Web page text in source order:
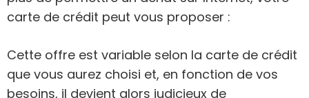
carte de crédit peut vous proposer :
Cette offre est variable selon la carte de crédit
que vous aurez choisi et, en fonction de vos
besoins, il devient alors judicieux de